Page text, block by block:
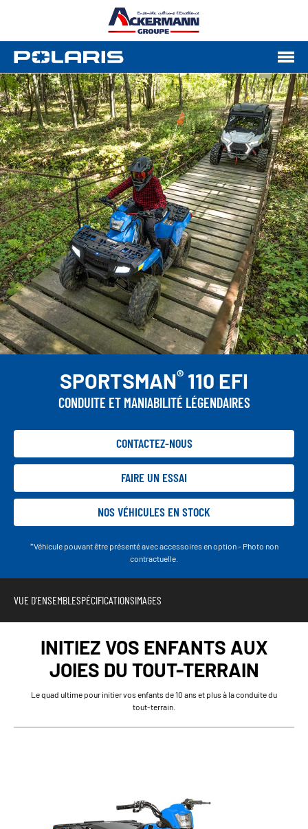
SPORTSMAN® 110 EFI
CONDUITE ET MANIABILITÉ LÉGENDAIRES
CONTACTEZ-NOUS
FAIRE UN ESSAI
NOS VÉHICULES EN STOCK
*Véhicule pouvant être présenté avec accessoires en option - Photo non
contractuelle.
VUE D'ENSEMBLESPÉCIFICATIONSIMAGES
INITIEZ VOS ENFANTS AUX
JOIES DU TOUT-TERRAIN
Le quad ultime pour initier vos enfants de 10 ans et plus à la conduite du
tout-terrain.